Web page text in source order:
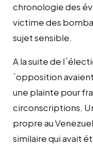
chronologie des
victime des
sujet sensible.
A la suite de
´opposition
une plainte pour
circonscriptions.
propre au
similaire qui avait